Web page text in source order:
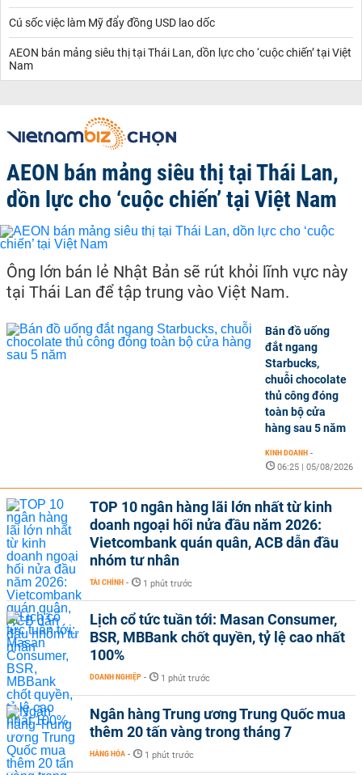
Cú sốc việc làm Mỹ đẩy đồng USD lao dốc
AEON bán mảng siêu thị tại Thái Lan, dồn lực cho ‘cuộc chiến’ tại Việt
Nam
AEON bán mảng siêu thị tại Thái Lan,
dồn lực cho ‘cuộc chiến’ tại Việt Nam
Ông lớn bán lẻ Nhật Bản sẽ rút khỏi lĩnh vực này
tại Thái Lan để tập trung vào Việt Nam.
Bán đồ uống
đắt ngang
Starbucks,
chuỗi chocolate
thủ công đóng
toàn bộ cửa
hàng sau 5 năm
KINH DOANH -
06:25 | 05/08/2026
TOP 10 ngân hàng lãi lớn nhất từ kinh
doanh ngoại hối nửa đầu năm 2026:
Vietcombank quán quân, ACB dẫn đầu
nhóm tư nhân
TÀI CHÍNH - 1 phút trước
Lịch cổ tức tuần tới: Masan Consumer,
BSR, MBBank chốt quyền, tỷ lệ cao nhất
100%
DOANH NGHIỆP - 1 phút trước
Ngân hàng Trung ương Trung Quốc mua
thêm 20 tấn vàng trong tháng 7
HÀNG HÓA - 1 phút trước